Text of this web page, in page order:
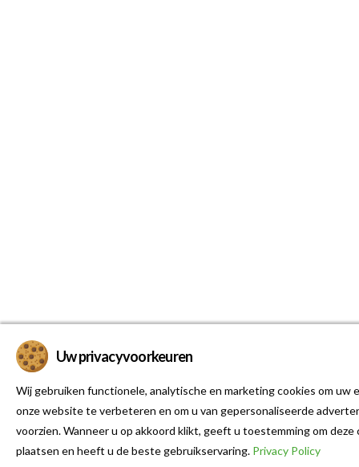
Uw privacyvoorkeuren
Wij gebruiken functionele, analytische en marketing cookies om uw
onze website te verbeteren en om u van gepersonaliseerde
voorzien. Wanneer u op akkoord klikt, geeft u toestemming om deze
plaatsen en heeft u de beste gebruikservaring. Privacy Policy